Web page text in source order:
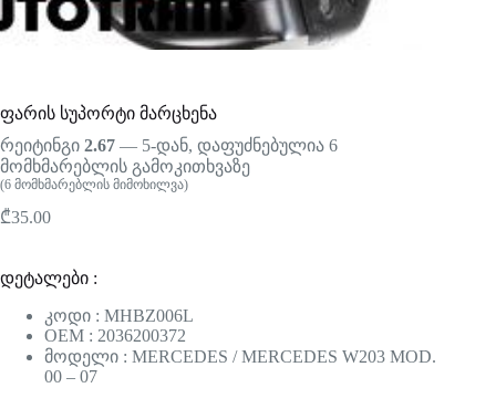
ფარის სუპორტი მარცხენა
რეიტინგი 2.67 — 5-დან, დაფუძნებულია 6
მომხმარებლის გამოკითხვაზე
(6 მომხმარებლის მიმოხილვა)
₾35.00
დეტალები :
კოდი : MHBZ006L
OEM : 2036200372
მოდელი : MERCEDES / MERCEDES W203 MOD.
00 – 07